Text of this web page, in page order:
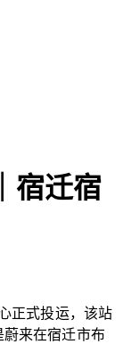
宿迁宿
正式投运，该站
来在宿迁市布